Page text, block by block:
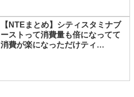
【NTEまとめ】シティスタミナブ
ーストって消費量も倍になってて
消費が楽になっただけティ…